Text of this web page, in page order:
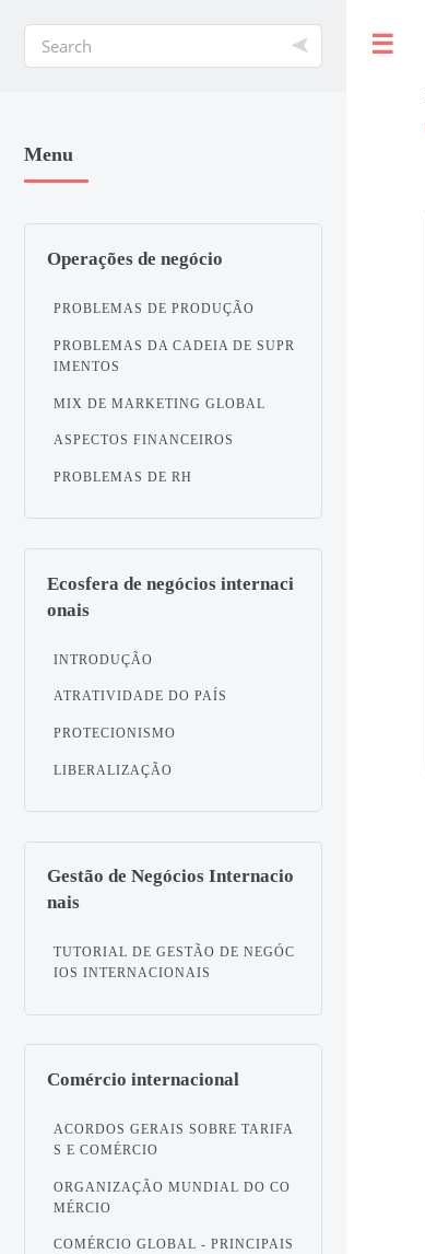
Menu
Operações de negócio
PROBLEMAS DE PRODUÇÃO
PROBLEMAS DA CADEIA DE SUPR
IMENTOS
MIX DE MARKETING GLOBAL
ASPECTOS FINANCEIROS
PROBLEMAS DE RH
Ecosfera de negócios internaci
onais
INTRODUÇÃO
ATRATIVIDADE DO PAÍS
PROTECIONISMO
LIBERALIZAÇÃO
Gestão de Negócios Internacio
nais
TUTORIAL DE GESTÃO DE NEGÓC
IOS INTERNACIONAIS
Comércio internacional
ACORDOS GERAIS SOBRE TARIFA
S E COMÉRCIO
ORGANIZAÇÃO MUNDIAL DO CO
MÉRCIO
COMÉRCIO GLOBAL - PRINCIPAIS